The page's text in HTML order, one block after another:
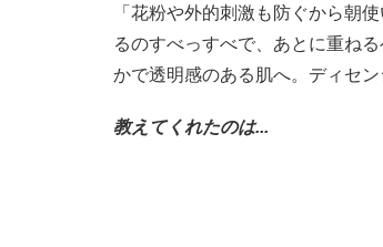
「花粉や外的刺激も防ぐから朝
るのすべっすべで、あとに重ね
かで透明感のある肌へ。ディセ
教えてくれたのは...